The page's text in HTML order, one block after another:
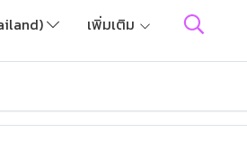
เพิ่มเติม